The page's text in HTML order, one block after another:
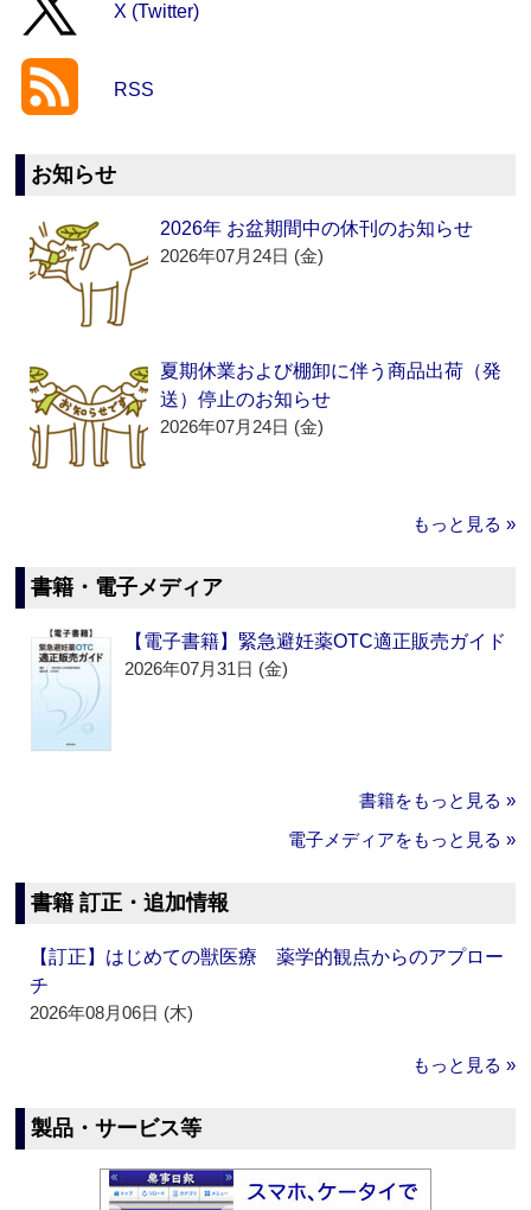
X (Twitter)
RSS
お知らせ
2026年 お盆期間中の休刊のお知らせ
2026年07月24日 (金)
夏期休業および棚卸に伴う商品出荷（発
送）停止のお知らせ
2026年07月24日 (金)
もっと見る »
書籍・電子メディア
【電子書籍】緊急避妊薬OTC適正販売ガイド
2026年07月31日 (金)
書籍をもっと見る »
電子メディアをもっと見る »
書籍 訂正・追加情報
【訂正】はじめての獣医療 薬学的観点からのアプロー
チ
2026年08月06日 (木)
もっと見る »
製品・サービス等